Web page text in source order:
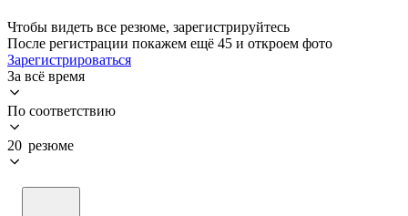
Чтобы видеть все резюме, зарегистрируйтесь
После регистрации покажем ещё 45 и откроем фото
Зарегистрироваться
За всё время
По соответствию
20 резюме